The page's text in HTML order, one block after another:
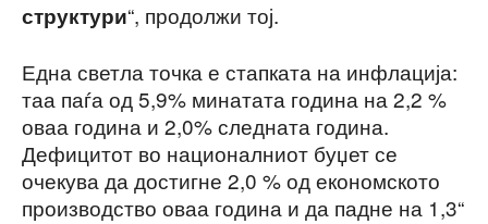
структури“, продолжи тој.
Една светла точка е стапката на инфлација:
таа паѓа од 5,9% минатата година на 2,2 %
оваа година и 2,0% следната година.
Дефицитот во националниот буџет се
очекува да достигне 2,0 % од економското
производство оваа година и да падне на 1,3“